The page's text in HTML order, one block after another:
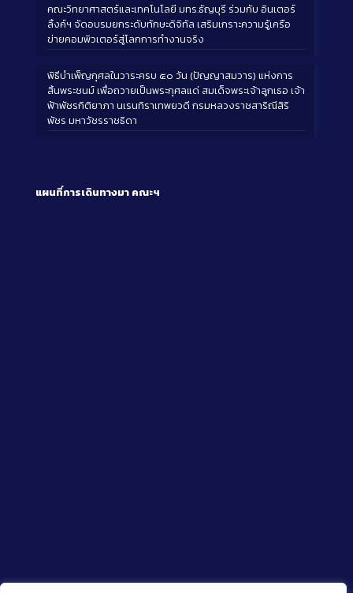
คณะวิทยาศาสตร์และเทคโนโลยี มทร.ธัญบุรี ร่วมกับ อินเตอร์
ลิ้งค์ฯ จัดอบรมยกระดับทักษะดิจิทัล เสริมเกราะความรู้เครือ
ข่ายคอมพิวเตอร์สู่โลกการทำงานจริง
พิธีบำเพ็ญกุศลในวาระครบ ๕๐ วัน (ปัญญาสมวาร) แห่งการ
สิ้นพระชนม์ เพื่อถวายเป็นพระกุศลแด่ สมเด็จพระเจ้าลูกเธอ เจ้า
ฟ้าพัชรกิติยาภา นเรนทิราเทพยวดี กรมหลวงราชสาริณีสิริ
พัชร มหาวัชรราชธิดา
แผนที่การเดินทางมา คณะฯ